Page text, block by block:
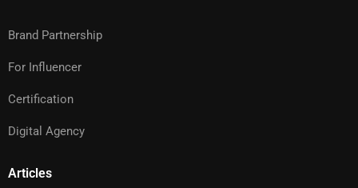
Brand Partnership
For Influencer
Certification
Digital Agency
Articles